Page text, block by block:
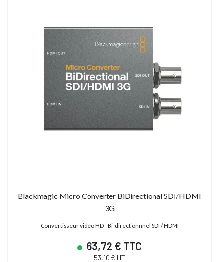
Blackmagic Micro Converter BiDirectional SDI/HDMI
3G
Convertisseur vidéo HD - Bi-directionnnel SDI / HDMI
63,72 € TTC
53,10 € HT